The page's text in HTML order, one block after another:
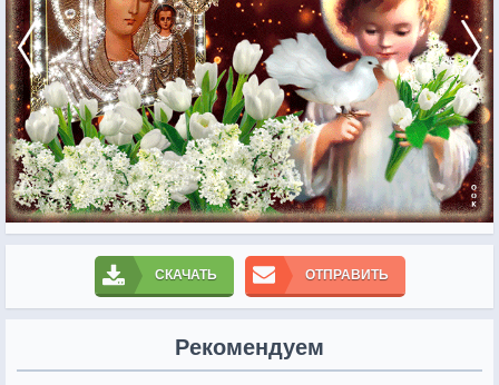
СКАЧАТЬ ОТПРАВИТЬ
Рекомендуем